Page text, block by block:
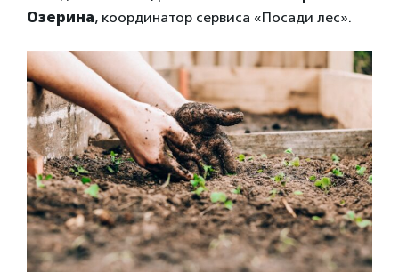
Озерина, координатор сервиса «Посади лес».